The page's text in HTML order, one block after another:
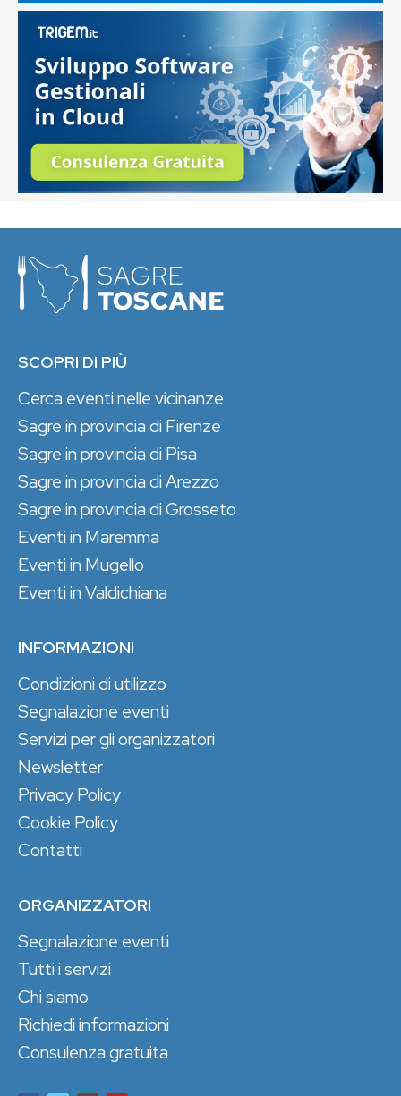
SCOPRI DI PIÙ
Cerca eventi nelle vicinanze
Sagre in provincia di Firenze
Sagre in provincia di Pisa
Sagre in provincia di Arezzo
Sagre in provincia di Grosseto
Eventi in Maremma
Eventi in Mugello
Eventi in Valdichiana
INFORMAZIONI
Condizioni di utilizzo
Segnalazione eventi
Servizi per gli organizzatori
Newsletter
Privacy Policy
Cookie Policy
Contatti
ORGANIZZATORI
Segnalazione eventi
Tutti i servizi
Chi siamo
Richiedi informazioni
Consulenza gratuita